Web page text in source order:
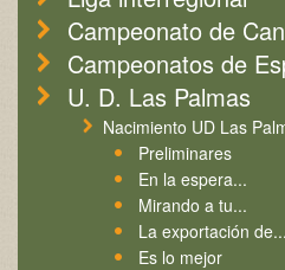
Campeonato de
Campeonatos de
U. D. Las Palmas
Nacimiento UD Las
Preliminares
En la espera...
Mirando a tu...
La exportación de...
Es lo mejor